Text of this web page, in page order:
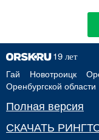
Гай Новотроицк
Оренбургской области
Полная версия
СКАЧАТЬ